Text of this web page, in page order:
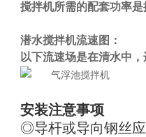
搅拌机所需的配套功率
潜水搅拌机流速图：
以下流速场是在清水中
安装注意事项
◎导杆或导向钢丝